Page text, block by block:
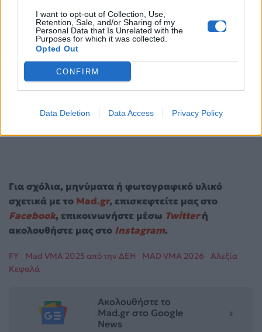
I want to opt-out of Collection, Use,
Retention, Sale, and/or Sharing of my
Personal Data that Is Unrelated with the
Purposes for which it was collected.
Opted Out
CONFIRM
Data Deletion Data Access Privacy Policy
Πέτρος Συρίγος: Το σοβαρό τροχαίο που τον
κράτησε εκτός «Super Κατερίνα»
ένωσε» – Η αποκάλυψη του Μιθριδάτη για τα
Για σχόλια, μηνύματα ή φωτογραφικό υλικό
σχετικά με το Mad.gr, επισκεφτείτε μας στο
Facebook, επικοινωνήστε μέσω Twitterή
ακολουθήστε μας στο Instagram.
FY Mad VMA 2025 από την ΔΕΗ MAD VMA 2026
Αλεξία
Κεφαλά
Ακολουθήστε το
Mad.gr στο Google
News